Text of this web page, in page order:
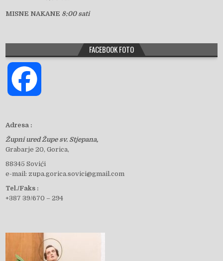
MISNE NAKANE 8:00 sati
FACEBOOK FOTO
c
o
Adresa :
Župni ured Župe sv. Stjepana,
Grabarje 20, Gorica,
88345 Sovići
e-mail: zupa.gorica.sovici@gmail.com
Tel./Faks :
+387 39/670 – 294